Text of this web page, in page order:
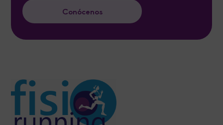
Conócenos